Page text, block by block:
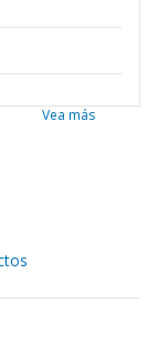
Vea más